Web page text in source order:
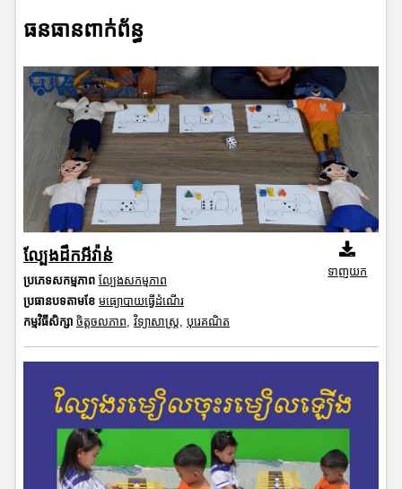
ធនធានពាក់ព័ន្ធ
ល្បែងដឹកអីវ៉ាន់
ប្រភេទសកម្មភាព ល្បែងសកម្មភាព
ប្រធានបទតាមខែ មធ្យោបាយធ្វើដំណើរ
កម្មវិធីសិក្សា ចិត្តចលភាព, វិទ្យាសាស្រ្ត, បុរេគណិត
ទាញយក